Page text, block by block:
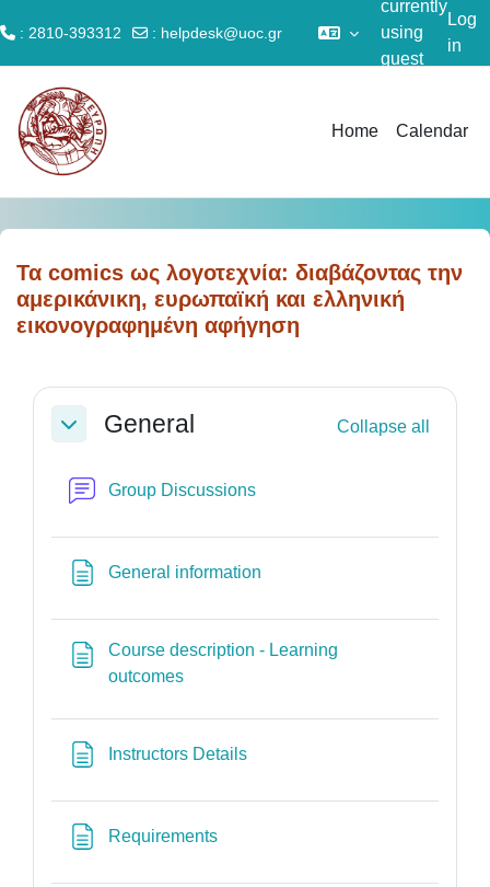
: 2810-393312 : helpdesk@uoc.gr
currently
using
guest
Log
in
Home Calendar
Τα comics ως λογοτεχνία: διαβάζοντας την
αμερικάνικη, ευρωπαϊκή και ελληνική
εικονογραφημένη αφήγηση
Section outline
Collapse
General Collapse all
Group Discussions
General information
Course description - Learning
outcomesPage
Instructors DetailsPage
RequirementsPage